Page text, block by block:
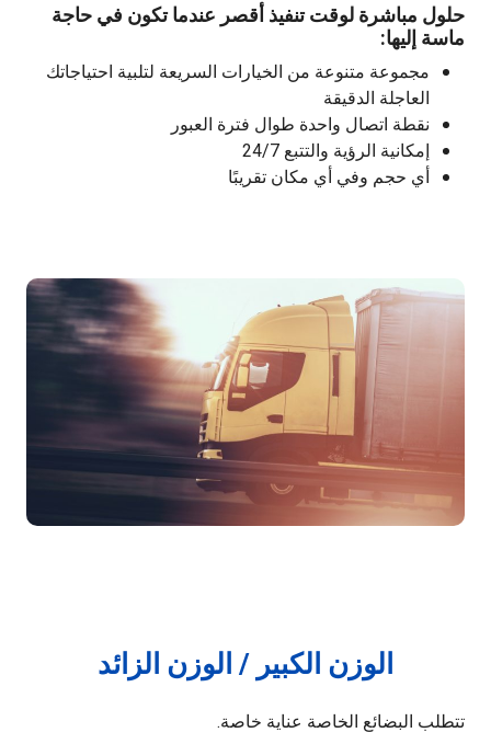
حلول مباشرة لوقت تنفيذ أقصر عندما تكون في حاجة
ماسة إليها:
مجموعة متنوعة من الخيارات السريعة لتلبية احتياجاتك
العاجلة الدقيقة
نقطة اتصال واحدة طوال فترة العبور
إمكانية الرؤية والتتبع 24/7
أي حجم وفي أي مكان تقريبًا
الوزن الكبير / الوزن الزائد
تتطلب البضائع الخاصة عناية خاصة.